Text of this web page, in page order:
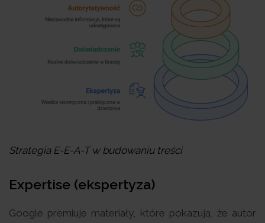
Strategia E-E-A-T w budowaniu treści
Expertise (ekspertyza)
Google premiuje materiały, które pokazują, że autor